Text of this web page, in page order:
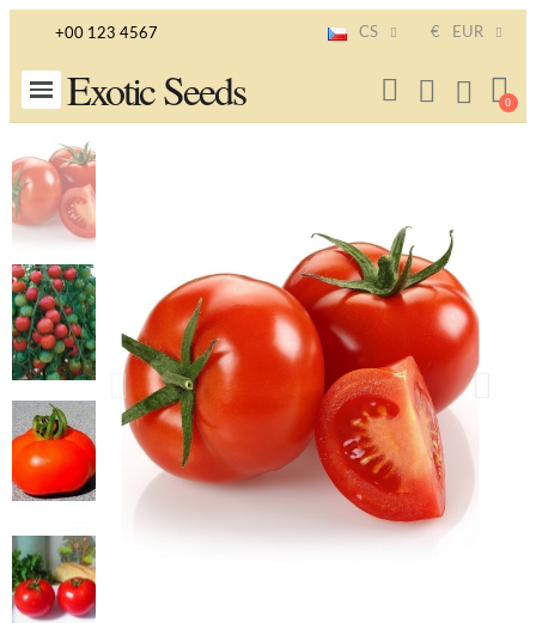
+00 123 4567 CS € EUR
Exotic Seeds